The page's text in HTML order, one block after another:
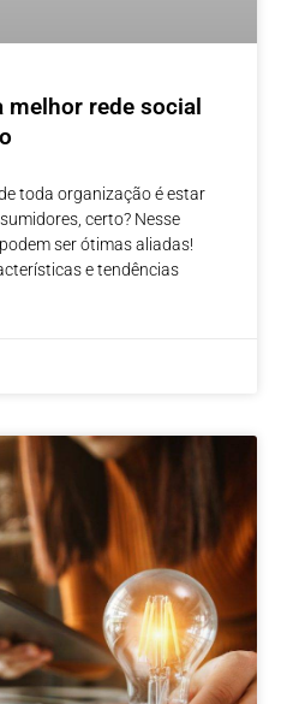
melhor rede social
toda organização é estar
certo? Nesse
ser ótimas aliadas!
e tendências